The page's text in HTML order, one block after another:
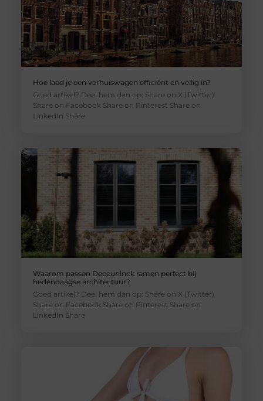
Hoe laad je een verhuiswagen efficiënt en veilig in?
Goed artikel? Deel hem dan op: Share on X (Twitter)
Share on Facebook Share on Pinterest Share on
LinkedIn Share
Waarom passen Deceuninck ramen perfect bij
hedendaagse architectuur?
Goed artikel? Deel hem dan op: Share on X (Twitter)
Share on Facebook Share on Pinterest Share on
LinkedIn Share